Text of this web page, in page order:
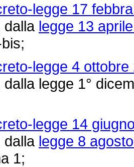
legge 17
dalla legge 13
legge 4 ottobre
legge 1°
legge 14
dalla legge 8
1;